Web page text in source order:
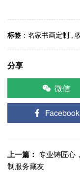
标签 ： 名家书画定制 ,
分享
微信
Facebook
上一篇： 专业铸匠心
制服务藏友